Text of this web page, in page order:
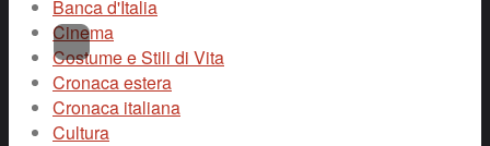
Banca d'Italia
Cinema
Costume e Stili di Vita
Cronaca estera
Cronaca italiana
Cultura